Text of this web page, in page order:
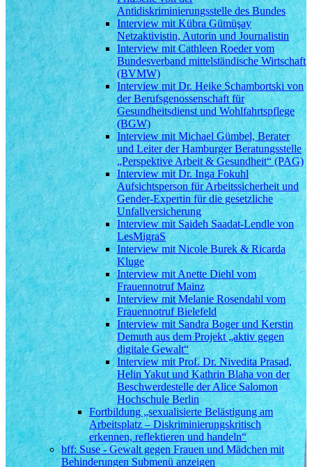
Antidiskriminierungsstelle des Bundes
Interview mit Kübra Gümüşay
Netzaktivistin, Autorin und Journalistin
Interview mit Cathleen Roeder vom
Bundesverband mittelständische Wirtschaft
(BVMW)
Interview mit Dr. Heike Schambortski von
der Berufsgenossenschaft für
Gesundheitsdienst und Wohlfahrtspflege
(BGW)
Interview mit Michael Gümbel, Berater
und Leiter der Hamburger Beratungsstelle
„Perspektive Arbeit & Gesundheit“ (PAG)
Interview mit Dr. Inga Fokuhl
Aufsichtsperson für Arbeitssicherheit und
Gender-Expertin für die gesetzliche
Unfallversicherung
Interview mit Saideh Saadat-Lendle von
LesMigraS
Interview mit Nicole Burek & Ricarda
Kluge
Interview mit Anette Diehl vom
Frauennotruf Mainz
Interview mit Melanie Rosendahl vom
Frauennotruf Bielefeld
Interview mit Sandra Boger und Kerstin
Demuth aus dem Projekt „aktiv gegen
digitale Gewalt“
Interview mit Prof. Dr. Nivedita Prasad,
Helin Yakut und Kathrin Blaha von der
Beschwerdestelle der Alice Salomon
Hochschule Berlin
Fortbildung „sexualisierte Belästigung am
Arbeitsplatz – Diskriminierungskritisch
erkennen, reflektieren und handeln“
bff: Suse - Gewalt gegen Frauen und Mädchen mit
Behinderungen Submenü anzeigen